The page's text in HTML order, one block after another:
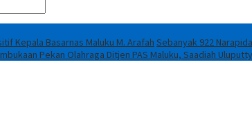
Kepala Basarnas Maluku M. Arafah Sebanyak 922
Pekan Olahraga Ditjen PAS Maluku, Saadiah